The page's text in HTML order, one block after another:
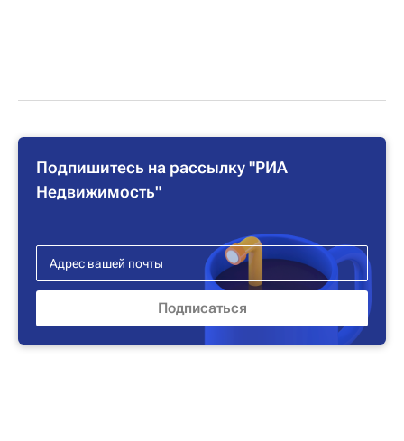
Подпишитесь на рассылку "РИА
Недвижимость"